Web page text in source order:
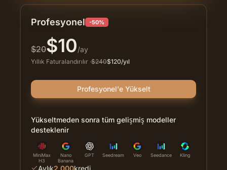
Profesyonel -50%
$20$10/ay
Yıllık Faturalandırılır ·$240$120/yıl
Profesyonel'e Yükselt
Yükseltmeden sonra tüm gelişmiş modeller
desteklenir
MiniMax
H3
Nano
Banana
GPT Seedream Veo Seedance Kling
Aylık2,000kredi